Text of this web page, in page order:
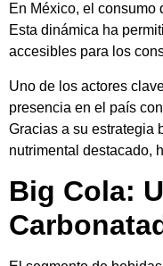
En México, el
Esta dinámica ha
accesibles para los
Uno de los actores
presencia en el país
Gracias a su estrategia
nutrimental destacado,
Big Cola: